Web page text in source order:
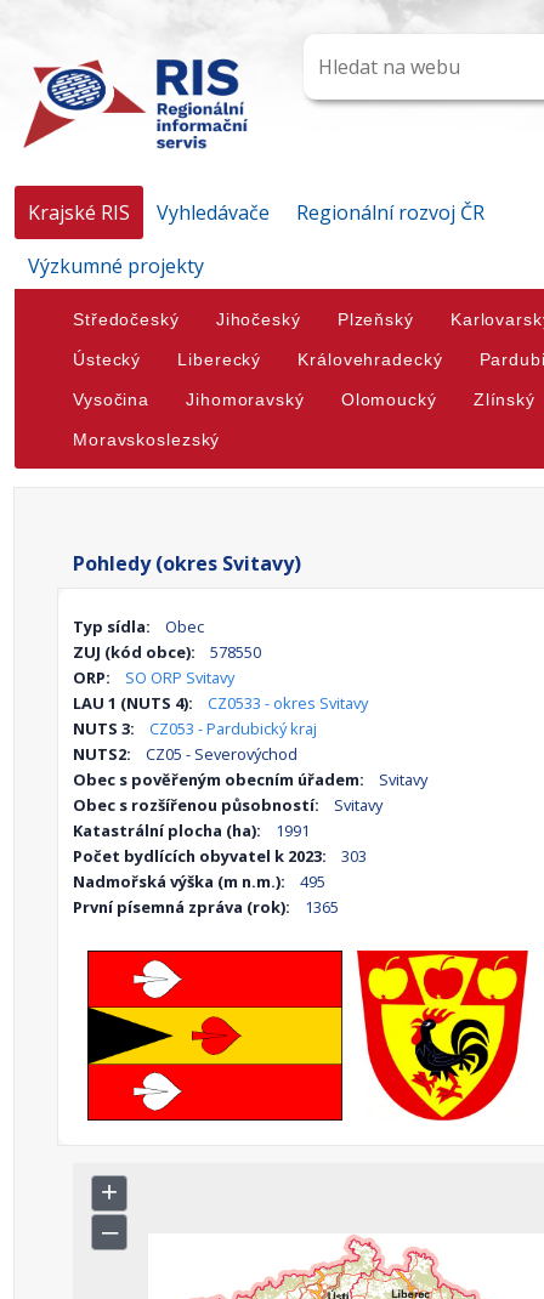
Krajské RIS Vyhledávače
Regionální rozvoj ČR
Výzkumné projekty
Středočeský Jihočeský Plzeňský
Ústecký Liberecký Královehradecký
Vysočina Jihomoravský Olomoucký Zlínský
Moravskoslezský
Pohledy (okres Svitavy)
Typ sídla:
Obec
ZUJ (kód obce):
578550
ORP:
SO ORP Svitavy
LAU 1 (NUTS 4):
CZ0533 - okres Svitavy
NUTS 3:
CZ053 - Pardubický kraj
NUTS2:
CZ05 - Severovýchod
Obec s pověřeným obecním úřadem:
Svitavy
Obec s rozšířenou působností:
Svitavy
Katastrální plocha (ha):
1991
Počet bydlících obyvatel k 2023:
303
Nadmořská výška (m n.m.):
495
První písemná zpráva (rok):
1365